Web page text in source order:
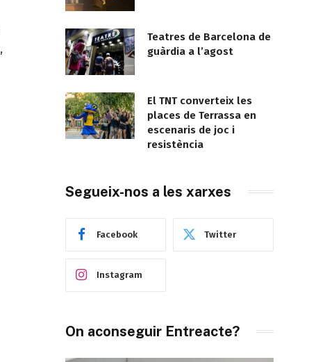
,
Teatres de Barcelona de
guàrdia a l’agost
El TNT converteix les
places de Terrassa en
escenaris de joc i
resistència
Segueix-nos a les xarxes
Facebook Twitter
Instagram
On aconseguir Entreacte?